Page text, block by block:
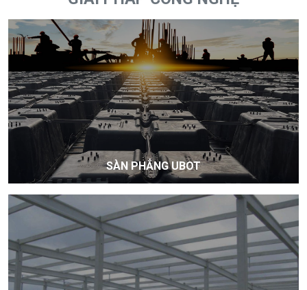
SÀN PHẲNG UBOT